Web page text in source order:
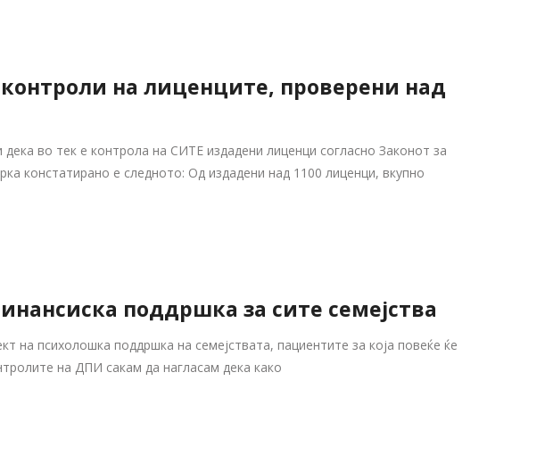
на лиценците, проверени над
во тек е контрола на СИТЕ издадени лиценци согласно Законот за
констатирано е следното: Од издадени над 1100 лиценци, вкупно
поддршка за сите семејства
на психолошка поддршка на семејствата, пациентите за која повеќе ќе
на ДПИ сакам да нагласам дека како